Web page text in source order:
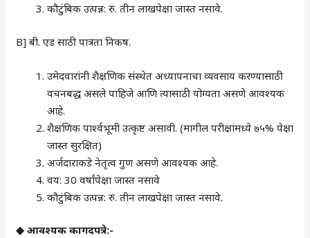
कौटुंबिक उत्पन्न: रु. तीन लाखपेक्षा जास्त नसावे.
B] बी. एड साठी पात्रता निकष.
उमेदवारांनी शैक्षणिक संस्थेत अध्यापनाचा व्यवसाय करण्यासाठी
वचनबद्ध असले पाहिजे आणि त्यासाठी योग्यता असणे आवश्यक
आहे.
शैक्षणिक पार्श्वभूमी उत्कृष्ट असावी. (मागील परीक्षांमध्ये ७५% पेक्षा
जास्त सुरक्षित)
अर्जदाराकडे नेतृत्व गुण असणे आवश्यक आहे.
वय: 30 वर्षांपेक्षा जास्त नसावे
कौटुंबिक उत्पन्न: रु. तीन लाखपेक्षा जास्त नसावे.
◆ आवश्यक कागदपत्रे:-